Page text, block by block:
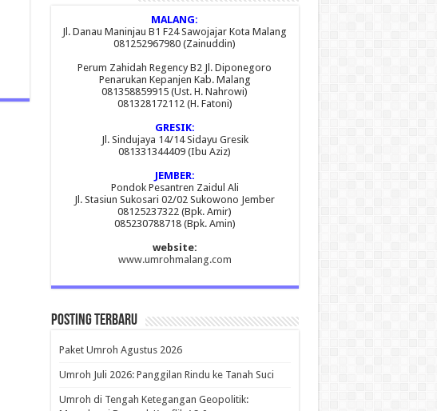
MALANG:
Jl. Danau Maninjau B1 F24 Sawojajar Kota Malang
081252967980 (Zainuddin)
Perum Zahidah Regency B2 Jl. Diponegoro
Penarukan Kepanjen Kab. Malang
081358859915 (Ust. H. Nahrowi)
081328172112 (H. Fatoni)
GRESIK:
Jl. Sindujaya 14/14 Sidayu Gresik
081331344409 (Ibu Aziz)
JEMBER:
Pondok Pesantren Zaidul Ali
Jl. Stasiun Sukosari 02/02 Sukowono Jember
08125237322 (Bpk. Amir)
085230788718 (Bpk. Amin)
website:
www.umrohmalang.com
Posting Terbaru
Paket Umroh Agustus 2026
Umroh Juli 2026: Panggilan Rindu ke Tanah Suci
Umroh di Tengah Ketegangan Geopolitik: